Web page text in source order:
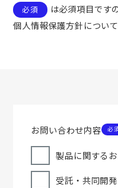
必須
は必須項目です
個人情報保護方針につい
お問い合わせ内容
製品に関する
受託・共同開